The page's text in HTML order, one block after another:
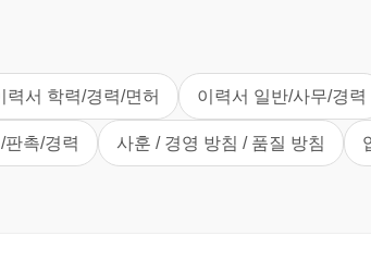
력서 학력/경력/면허 이력서 일반/사무/경력
판촉/경력 사훈 / 경영 방침 / 품질 방침